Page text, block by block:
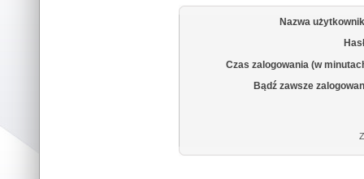
Nazwa
Czas zalogowania (w
Bądź zawsze